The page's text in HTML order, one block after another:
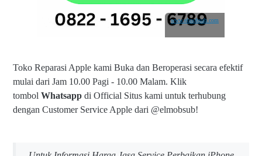
www.elmobsub.com
Toko Reparasi Apple kami Buka dan Beroperasi secara efektif
mulai dari Jam 10.00 Pagi - 10.00 Malam. Klik
tombol Whatsapp di Official Situs kami untuk terhubung
dengan Customer Service Apple dari @elmobsub!